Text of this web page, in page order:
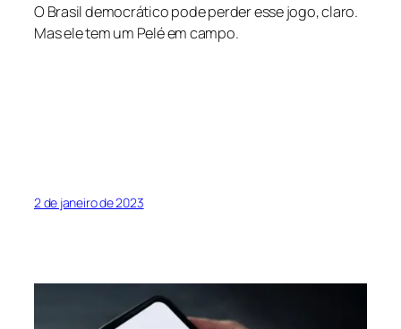
O Brasil democrático pode perder esse jogo, claro.
Mas ele tem um Pelé em campo.
2 de janeiro de 2023